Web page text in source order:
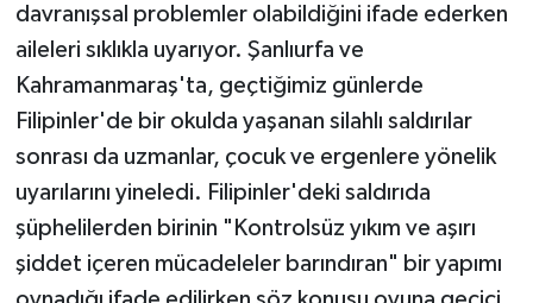
davranışsal problemler olabildiğini ifade ederken
aileleri sıklıkla uyarıyor. Şanlıurfa ve
Kahramanmaraş'ta, geçtiğimiz günlerde
Filipinler'de bir okulda yaşanan silahlı saldırılar
sonrası da uzmanlar, çocuk ve ergenlere yönelik
uyarılarını yineledi. Filipinler'deki saldırıda
şüphelilerden birinin "Kontrolsüz yıkım ve aşırı
şiddet içeren mücadeleler barındıran" bir yapımı